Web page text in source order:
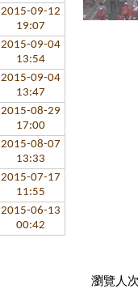
2015-09-12
19:07
2015-09-04
13:54
2015-09-04
13:47
2015-08-29
17:00
2015-08-07
13:33
2015-07-17
11:55
2015-06-13
00:42
瀏覽人